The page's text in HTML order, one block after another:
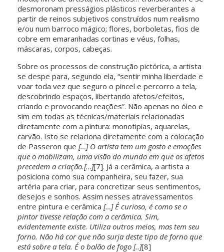
desmoronam presságios plásticos reverberantes a
partir de reinos subjetivos construídos num realismo
e/ou num barroco mágico; flores, borboletas, fios de
cobre em emaranhadas cortinas e véus, folhas,
máscaras, corpos, cabeças.
Sobre os processos de construção pictórica, a artista
se despe para, segundo ela, “sentir minha liberdade e
voar toda vez que seguro o pincel e percorro a tela,
descobrindo espaços, libertando afetos/efeitos,
criando e provocando reações”. Não apenas no óleo e
sim em todas as técnicas/materiais relacionadas
diretamente com a pintura: monotipias, aquarelas,
carvão. Isto se relaciona diretamente com a colocação
de Passeron que […] O artista tem um gosto e emoções
que o mobilizam, uma visão do mundo em que os afetos
precedem a criação.[…][7]. Já a cerâmica, a artista a
posiciona como sua companheira, seu fazer, sua
artéria para criar, para concretizar seus sentimentos,
desejos e sonhos. Assim nesses atravessamentos
entre pintura e cerâmica […] É curioso, é como se o
pintor tivesse relação com a cerâmica. Sim,
evidentemente existe. Utiliza outros meios, mas tem seu
forno. Não há cor que não surja deste tipo de forno que
está sobre a tela. É o balão de fogo [..][8]